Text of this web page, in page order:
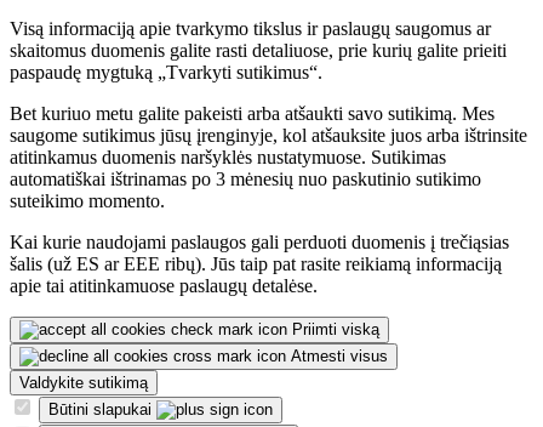
Visą informaciją apie tvarkymo tikslus ir paslaugų saugomus ar
skaitomus duomenis galite rasti detaliuose, prie kurių galite prieiti
paspaudę mygtuką „Tvarkyti sutikimus“.
Bet kuriuo metu galite pakeisti arba atšaukti savo sutikimą. Mes
saugome sutikimus jūsų įrenginyje, kol atšauksite juos arba ištrinsite
atitinkamus duomenis naršyklės nustatymuose. Sutikimas
automatiškai ištrinamas po 3 mėnesių nuo paskutinio sutikimo
suteikimo momento.
Kai kurie naudojami paslaugos gali perduoti duomenis į trečiąsias
šalis (už ES ar EEE ribų). Jūs taip pat rasite reikiamą informaciją
apie tai atitinkamuose paslaugų detalėse.
Priimti viską
Atmesti visus
Valdykite sutikimą
Būtini slapukai